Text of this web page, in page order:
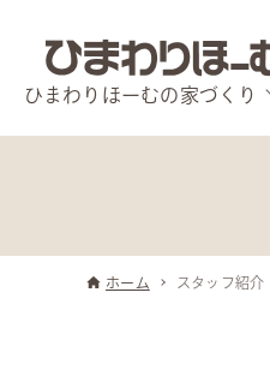
ひまわりほーむの家づくり
ホーム スタッフ紹介